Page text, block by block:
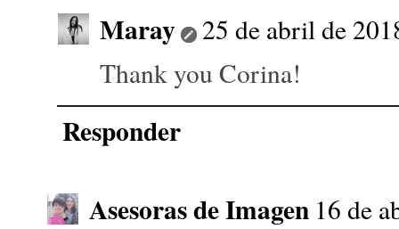
Maray
25 de abril de
Thank you Corina!
Responder
Asesoras de Imagen 16 de